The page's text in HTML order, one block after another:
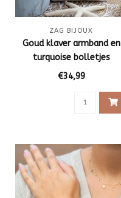
ZAG BIJOUX
Goud klaver armband en
turquoise bolletjes
armband
€34,99